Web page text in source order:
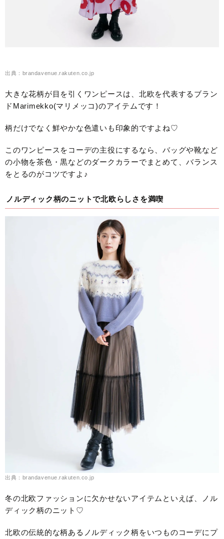
出典：brandavenue.rakuten.co.jp
大きな花柄が目を引くワンピースは、北欧を代表するブラン
ドMarimekko(マリメッコ)のアイテムです！
柄だけでなく鮮やかな色遣いも印象的ですよね♡
このワンピースをコーデの主役にするなら、バッグや靴など
の小物を茶色・黒などのダークカラーでまとめて、バランス
をとるのがコツですよ♪
ノルディック柄のニットで北欧らしさを満喫
出典：brandavenue.rakuten.co.jp
冬の北欧ファッションに欠かせないアイテムといえば、ノル
ディック柄のニット♡
北欧の伝統的な柄あるノルディック柄をいつものコーデにプ